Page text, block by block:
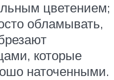
цветением;
обламывать,
которые
наточенными.